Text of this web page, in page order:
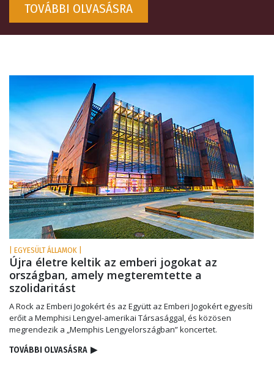
TOVÁBBI OLVASÁSRA
| EGYESÜLT ÁLLAMOK |
Újra életre keltik az emberi jogokat az
országban, amely megteremtette a
szolidaritást
A Rock az Emberi Jogokért és az Együtt az Emberi Jogokért egyesíti
erőit a Memphisi Lengyel-amerikai Társasággal, és közösen
megrendezik a „Memphis Lengyelországban” koncertet.
TOVÁBBI OLVASÁSRA ▶